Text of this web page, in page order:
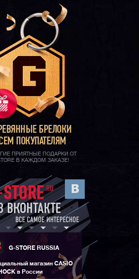
БРЕЛОКИ
ПОКУПАТЕЛЯМ
ПРИЯТНЫЕ ПОДАРКИ ОТ
В КАЖДОМ ЗАКАЗЕ!
G-STORE RUSSIA
магазин CASIO
в России